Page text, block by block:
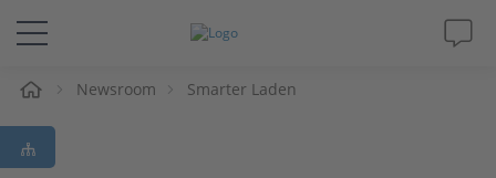
Lösungen & Produkte
Support
Newsroom Smarter Laden